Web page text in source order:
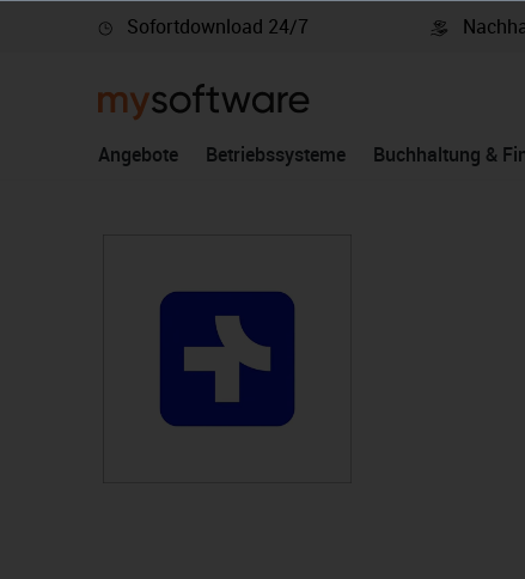
Zur Hauptnavigation springen
Sofortdownload 24/7
Angebote Betriebssysteme Buchhaltung &